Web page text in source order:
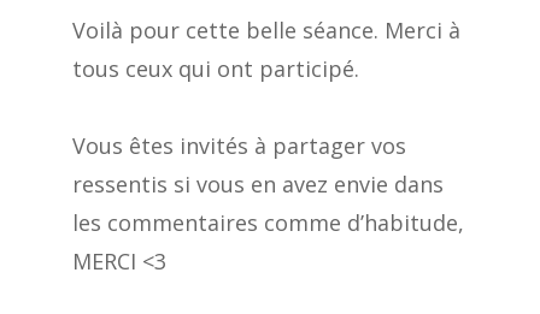
Voilà pour cette belle séance. Merci à
tous ceux qui ont participé.
Vous êtes invités à partager vos
ressentis si vous en avez envie dans
les commentaires comme d’habitude,
MERCI <3